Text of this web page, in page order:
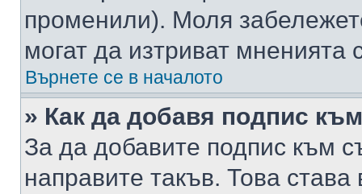
променили). Моля
могат да изтриват мненията
Върнете се в началото
» Как да добавя подпис
За да добавите подпис към
направите такъв. Това